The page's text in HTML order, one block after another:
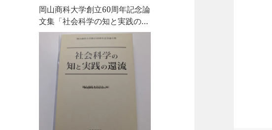
岡山商科大学創立60周年記念論
文集「社会科学の知と実践の還
流」を刊行しました